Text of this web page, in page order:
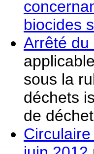
biocides
Arrêté du
sous la
déchets
de